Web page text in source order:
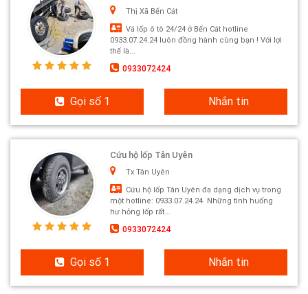
Thị Xã Bến Cát
Vá lốp ô tô 24/24 ở Bến Cát hotline
0933.07.24.24 luôn đồng hành cùng bạn ! Với lợi
thế là...
0933072424
Gọi số 1 Nhắn tin
Cứu hộ lốp Tân Uyên
Tx Tân Uyên
Cứu hộ lốp Tân Uyên đa dạng dịch vụ trong
một hotline: 0933.07.24.24. Những tình huống
hư hỏng lốp rất...
0933072424
Gọi số 1 Nhắn tin